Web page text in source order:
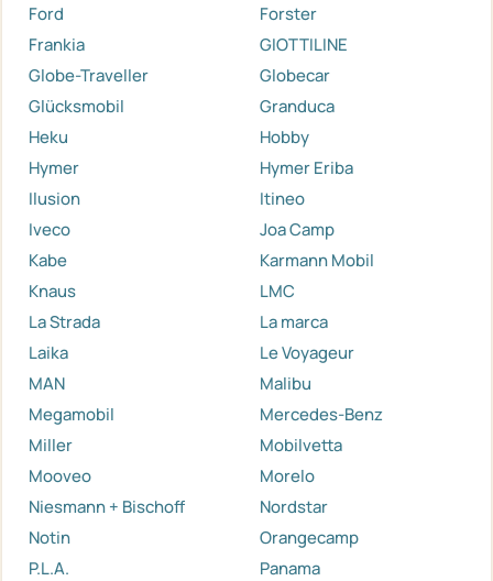
Ford
Forster
Frankia
GIOTTILINE
Globe-Traveller
Globecar
Glücksmobil
Granduca
Heku
Hobby
Hymer
Hymer Eriba
Ilusion
Itineo
Iveco
Joa Camp
Kabe
Karmann Mobil
Knaus
LMC
La Strada
La marca
Laika
Le Voyageur
MAN
Malibu
Megamobil
Mercedes-Benz
Miller
Mobilvetta
Mooveo
Morelo
Niesmann + Bischoff
Nordstar
Notin
Orangecamp
P.L.A.
Panama